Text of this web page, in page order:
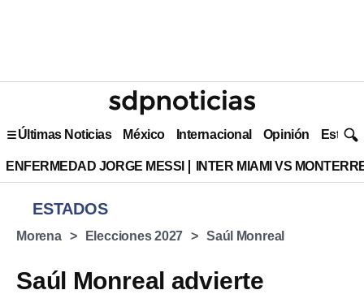
Últimas Noticias México Internacional Opinión Estilo
ENFERMEDAD JORGE MESSI INTER MIAMI VS
ESTADOS
Morena Elecciones 2027 Saúl Monreal
Saúl Monreal advierte